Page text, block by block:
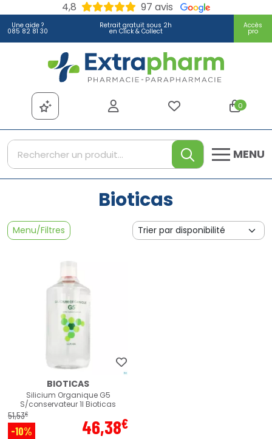
4,8 97 avis
Une aide ?
085 82 81 30
Retrait gratuit sous 2h
en Click & Collect
Accès
pro
Extrapharm Votre
0
MENU
Bioticas
Menu/Filtres
BIOTICAS
Silicium Organique G5
S/conservateur 1l Bioticas
51,53€
-10% 46,38€